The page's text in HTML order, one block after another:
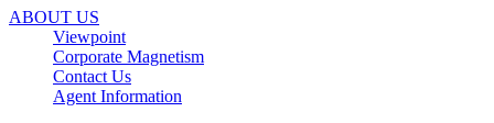
ABOUT US
Viewpoint
Corporate Magnetism
Contact Us
Agent Information